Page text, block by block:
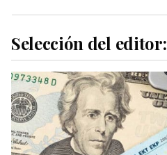
Selección del editor: